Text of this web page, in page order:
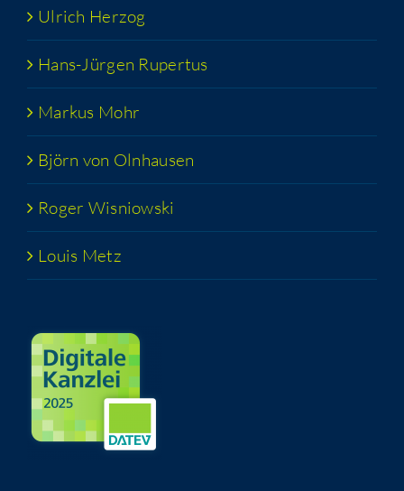
Ulrich Her­zog
Hans-Jür­­gen Rupertus
Mar­kus Mohr
Björn von Olnhausen
Roger Wis­niow­ski
Lou­is Metz